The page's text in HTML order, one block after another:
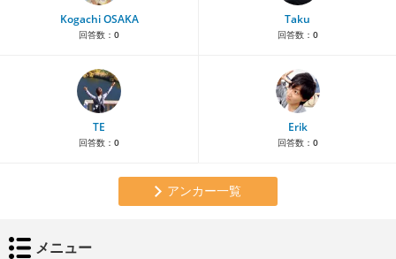
Kogachi OSAKA
回答数： 0
Taku
回答数： 0
TE
回答数： 0
Erik
回答数： 0
アンカー一覧
メニュー